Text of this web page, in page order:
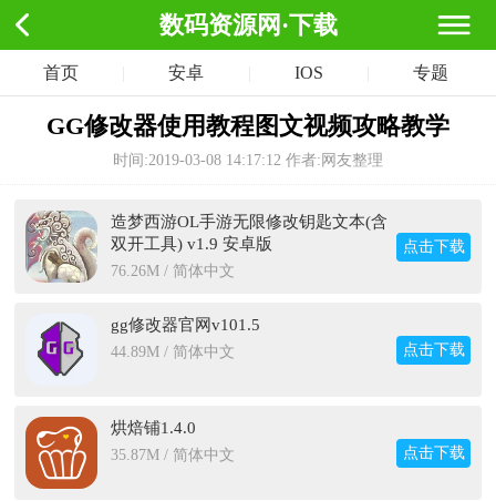
数码资源网·下载
首页 安卓 IOS 专题
GG修改器使用教程图文视频攻略教学
时间:2019-03-08 14:17:12 作者:网友整理
造梦西游OL手游无限修改钥匙文本(含
双开工具) v1.9 安卓版
76.26M / 简体中文
点击下载
gg修改器官网v101.5
44.89M / 简体中文 点击下载
烘焙铺1.4.0
35.87M / 简体中文 点击下载